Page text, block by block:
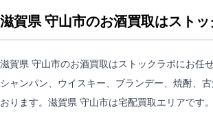
滋賀県 守山市のお酒買取はスト
滋賀県 守山市のお酒買取はストックラボにお任
シャンパン、ウイスキー、ブランデー、焼酎、
おります。滋賀県 守山市は宅配買取エリアです。